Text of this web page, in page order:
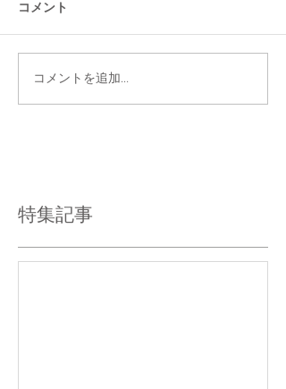
コメント
コメントを追加…
特集記事